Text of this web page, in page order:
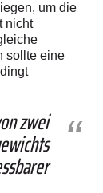
um die
nicht
sollte eine
zwei